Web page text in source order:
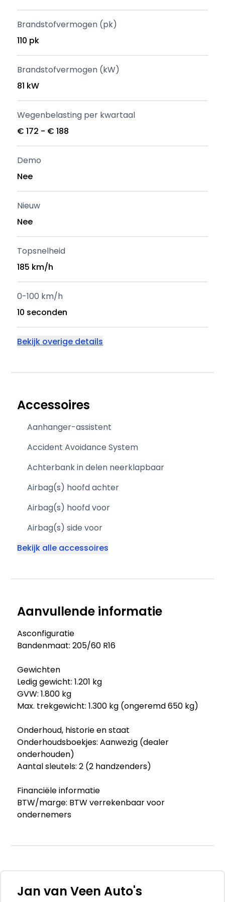
Brandstofvermogen (pk)
110 pk
Brandstofvermogen (kW)
81 kW
Wegenbelasting per kwartaal
€ 172 - € 188
Demo
Nee
Nieuw
Nee
Topsnelheid
185 km/h
0-100 km/h
10 seconden
Bekijk overige details
Accessoires
Aanhanger-assistent
Accident Avoidance System
Achterbank in delen neerklapbaar
Airbag(s) hoofd achter
Airbag(s) hoofd voor
Airbag(s) side voor
Bekijk alle accessoires
Aanvullende informatie
Asconfiguratie
Bandenmaat: 205/60 R16
Gewichten
Ledig gewicht: 1.201 kg
GVW: 1.800 kg
Max. trekgewicht: 1.300 kg (ongeremd 650 kg)
Onderhoud, historie en staat
Onderhoudsboekjes: Aanwezig (dealer
onderhouden)
Aantal sleutels: 2 (2 handzenders)
Financiële informatie
BTW/marge: BTW verrekenbaar voor
ondernemers
Beschikbare afleverpakketten:
- 3 maanden garantie Motor + Versnellingsbak
Jan van Veen Auto's